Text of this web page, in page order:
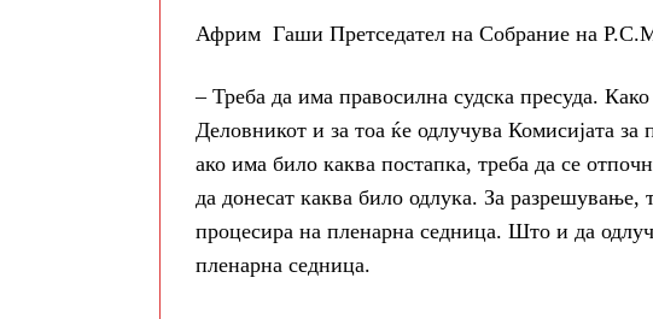
Африм Гаши Претседател на Собрание на
– Треба да има правосилна судска пресуда.
Деловникот и за тоа ќе одлучува Комисијата
ако има било каква постапка, треба да се
да донесат каква било одлука. За разрешување,
процесира на пленарна седница. Што и да
пленарна седница.